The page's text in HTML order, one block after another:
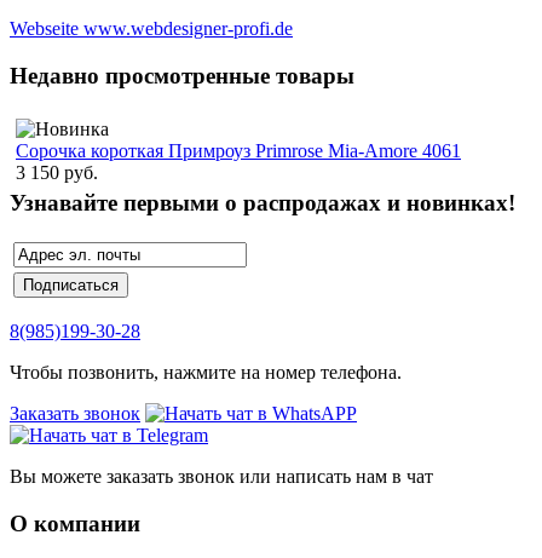
Webseite www.webdesigner-profi.de
Недавно просмотренные товары
Сорочка короткая Примроуз Primrose Mia-Amore 4061
3 150 руб.
Узнавайте первыми о распродажах и новинках!
8(985)199-30-28
Чтобы позвонить, нажмите на номер телефона.
Заказать звонок
Вы можете заказать звонок или написать нам в чат
О компании